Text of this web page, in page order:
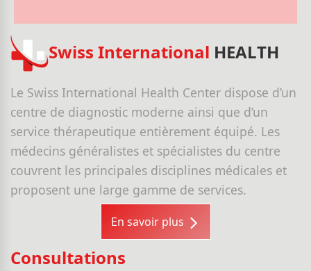
Swiss International HEALTH
Le Swiss International Health Center dispose d’un
centre de diagnostic moderne ainsi que d’un
service thérapeutique entièrement équipé. Les
médecins généralistes et spécialistes du centre
couvrent les principales disciplines médicales et
proposent une large gamme de services.
En savoir plus
Consultations